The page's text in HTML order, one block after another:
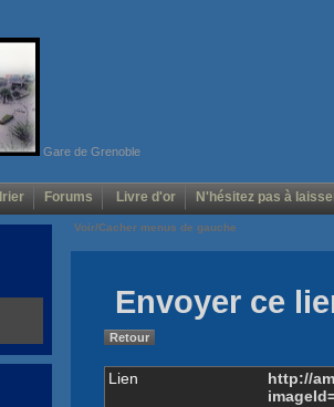
Gare de Grenoble
Forums Livre d'or N'hésitez pas à
Voir/Cacher menus de gauche
Envoyer ce
Retour
Lien
http://